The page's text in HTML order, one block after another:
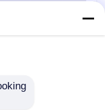
brandmarkte